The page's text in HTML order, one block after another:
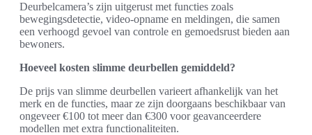
Deurbelcamera’s zijn uitgerust met functies zoals
bewegingsdetectie, video-opname en meldingen, die samen
een verhoogd gevoel van controle en gemoedsrust bieden aan
bewoners.
Hoeveel kosten slimme deurbellen gemiddeld?
De prijs van slimme deurbellen varieert afhankelijk van het
merk en de functies, maar ze zijn doorgaans beschikbaar van
ongeveer €100 tot meer dan €300 voor geavanceerdere
modellen met extra functionaliteiten.